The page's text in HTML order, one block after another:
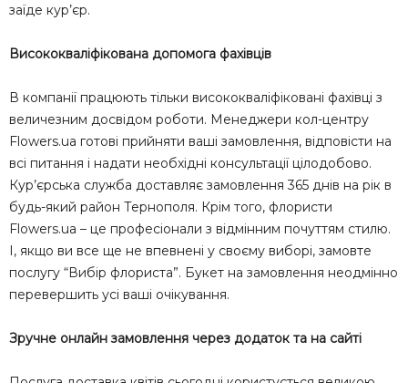
заїде кур’єр.
Висококваліфікована допомога фахівців
В компанії працюють тільки висококваліфіковані фахівці з
величезним досвідом роботи. Менеджери кол-центру
Flowers.ua готові прийняти ваші замовлення, відповісти на
всі питання і надати необхідні консультації цілодобово.
Кур’єрська служба доставляє замовлення 365 днів на рік в
будь-який район Тернополя. Крім того, флористи
Flowers.ua – це професіонали з відмінним почуттям стилю.
І, якщо ви все ще не впевнені у своєму виборі, замовте
послугу “Вибір флориста”. Букет на замовлення неодмінно
перевершить усі ваші очікування.
Зручне онлайн замовлення через додаток та на сайті